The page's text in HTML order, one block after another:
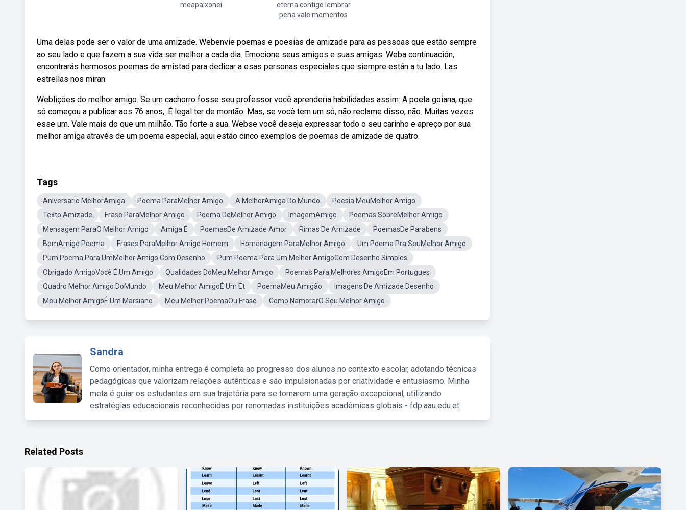
meapaixonei
eterna contigo lembrar
pena vale momentos
Uma delas pode ser o valor de uma amizade. Webenvie poemas e poesias de amizade para as pessoas que estão sempre
ao seu lado e que fazem a sua vida ser melhor a cada dia. Emocione seus amigos e suas amigas. Weba continuación,
encontrarás hermosos poemas de amistad para dedicar a esas personas especiales que siempre están a tu lado. Las
estrellas nos miran.
Weblições do melhor amigo. Se um cachorro fosse seu professor você aprenderia habilidades assim: A poeta goiana, que
só começou a publicar aos 76 anos,. É legal ter de montão. Mas, se você tem um só, não reclame disso, não. Muitas vezes
esse um. Vale mais do que um milhão. Tão forte a sua. Webse você deseja expressar todo o seu carinho e apreço por sua
melhor amiga através de um poema especial, aqui estão cinco exemplos de poemas de amizade de quatro.
Tags
Aniversario MelhorAmiga Poema ParaMelhor Amigo A MelhorAmiga Do Mundo
Poesia MeuMelhor Amigo
Texto Amizade
Frase ParaMelhor Amigo Poema DeMelhor Amigo ImagemAmigo
Poemas SobreMelhor Amigo
Mensagem ParaO Melhor Amigo
Amiga É PoemasDe Amizade Amor Rimas De Amizade
PoemasDe Parabens
BomAmigo Poema
Frases ParaMelhor Amigo Homem Homenagem ParaMelhor Amigo
Um Poema Pra SeuMelhor Amigo
Pum Poema Para UmMelhor Amigo Com Desenho
Pum Poema Para Um Melhor AmigoCom Desenho Simples
Obrigado AmigoVocê É Um Amigo
Qualidades DoMeu Melhor Amigo
Poemas Para Melhores AmigoEm Portugues
Quadro Melhor Amigo DoMundo
Meu Melhor AmigoÉ Um Et PoemaMeu Amigão
Imagens De Amizade Desenho
Meu Melhor AmigoÉ Um Marsiano
Meu Melhor PoemaOu Frase Como NamorarO Seu Melhor Amigo
Sandra
Como orientador, minha entrega é completa ao progresso dos alunos no contexto escolar, adotando técnicas
pedagógicas que valorizam relações autênticas e são impulsionadas por criatividade e entusiasmo. Minha
meta é guiar os estudantes em sua trajetória para se tornarem uma geração excepcional, utilizando
estratégias educacionais reconhecidas por renomadas instituições acadêmicas globais - fdp.aau.edu.et.
Related Posts